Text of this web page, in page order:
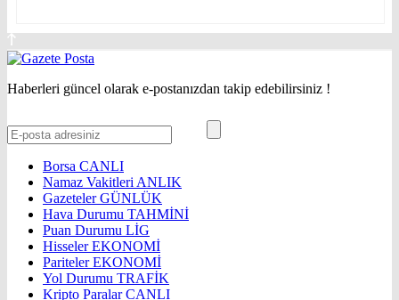
Haberleri güncel olarak e-postanızdan takip edebilirsiniz !
Borsa CANLI
Namaz Vakitleri ANLIK
GazetelerGÜNLÜK
Hava Durumu TAHMİNİ
Puan Durumu LİG
HisselerEKONOMİ
ParitelerEKONOMİ
Yol Durumu TRAFİK
Kripto ParalarCANLI